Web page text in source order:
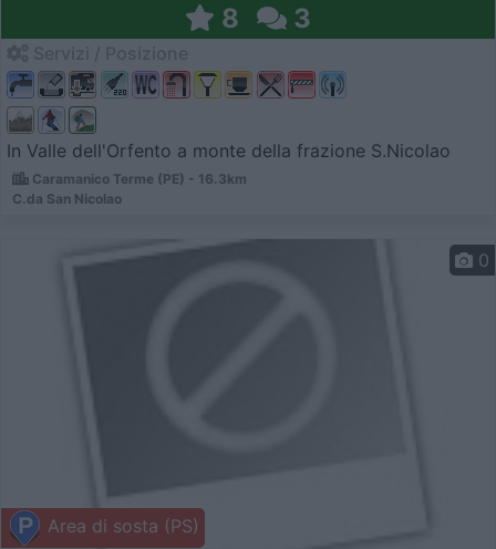
8 3
In Valle dell'Orfento a monte della frazione S.Nicolao
Caramanico Terme (PE) - 16.3km
C.da San Nicolao
Area di sosta (PS)
0